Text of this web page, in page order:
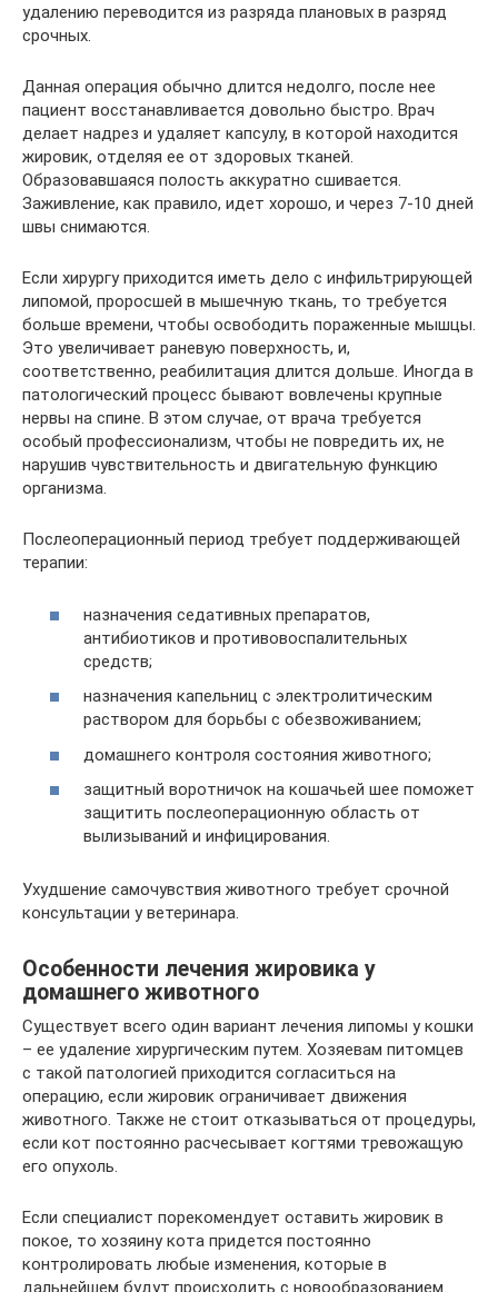
удалению переводится из разряда плановых в разряд
срочных.
Данная операция обычно длится недолго, после нее
пациент восстанавливается довольно быстро. Врач
делает надрез и удаляет капсулу, в которой находится
жировик, отделяя ее от здоровых тканей.
Образовавшаяся полость аккуратно сшивается.
Заживление, как правило, идет хорошо, и через 7-10 дней
швы снимаются.
Если хирургу приходится иметь дело с инфильтрирующей
липомой, проросшей в мышечную ткань, то требуется
больше времени, чтобы освободить пораженные мышцы.
Это увеличивает раневую поверхность, и,
соответственно, реабилитация длится дольше. Иногда в
патологический процесс бывают вовлечены крупные
нервы на спине. В этом случае, от врача требуется
особый профессионализм, чтобы не повредить их, не
нарушив чувствительность и двигательную функцию
организма.
Послеоперационный период требует поддерживающей
терапии:
назначения седативных препаратов,
антибиотиков и противовоспалительных
средств;
назначения капельниц с электролитическим
раствором для борьбы с обезвоживанием;
домашнего контроля состояния животного;
защитный воротничок на кошачьей шее поможет
защитить послеоперационную область от
вылизываний и инфицирования.
Ухудшение самочувствия животного требует срочной
консультации у ветеринара.
Особенности лечения жировика у
домашнего животного
Существует всего один вариант лечения липомы у кошки
– ее удаление хирургическим путем. Хозяевам питомцев
с такой патологией приходится согласиться на
операцию, если жировик ограничивает движения
животного. Также не стоит отказываться от процедуры,
если кот постоянно расчесывает когтями тревожащую
его опухоль.
Если специалист порекомендует оставить жировик в
покое, то хозяину кота придется постоянно
контролировать любые изменения, которые в
дальнейшем будут происходить с новообразованием.